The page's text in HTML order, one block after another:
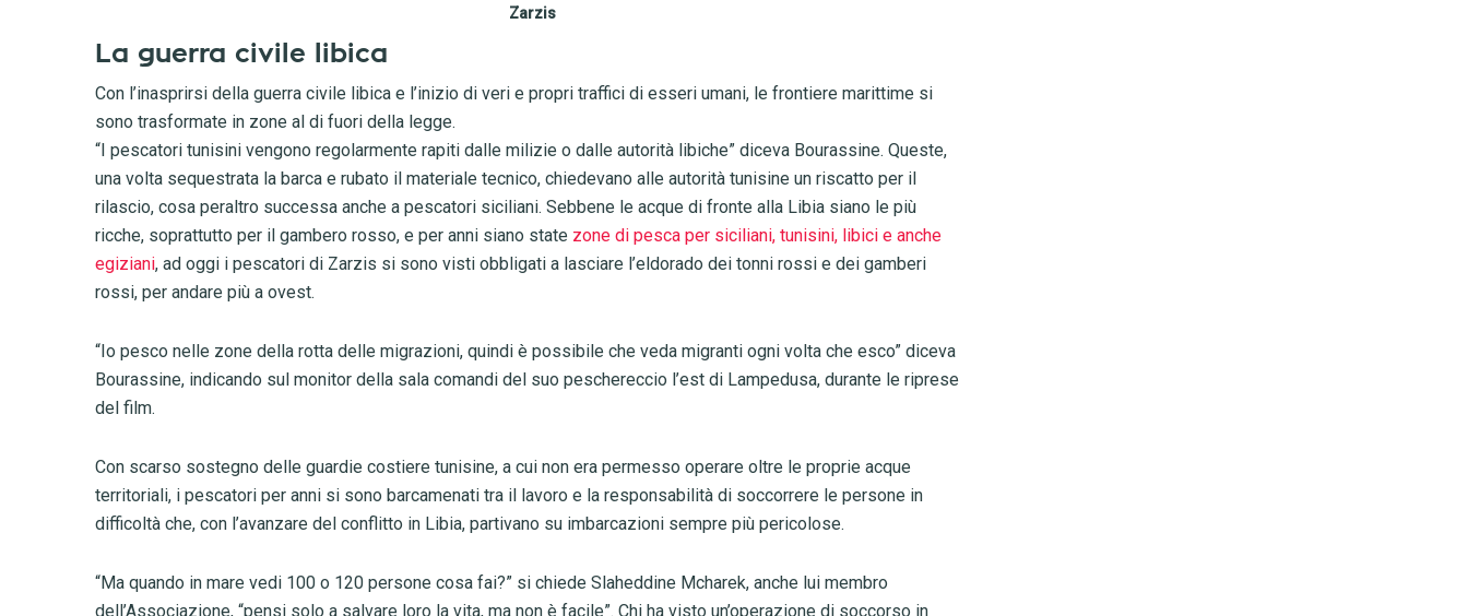
Zarzis
La guerra civile libica
Con l’inasprirsi della guerra civile libica e l’inizio di veri e propri traffici di esseri umani, le frontiere marittime si
sono trasformate in zone al di fuori della legge.
“I pescatori tunisini vengono regolarmente rapiti dalle milizie o dalle autorità libiche” diceva Bourassine. Queste,
una volta sequestrata la barca e rubato il materiale tecnico, chiedevano alle autorità tunisine un riscatto per il
rilascio, cosa peraltro successa anche a pescatori siciliani. Sebbene le acque di fronte alla Libia siano le più
ricche, soprattutto per il gambero rosso, e per anni siano state zone di pesca per siciliani, tunisini, libici e anche
egiziani, ad oggi i pescatori di Zarzis si sono visti obbligati a lasciare l’eldorado dei tonni rossi e dei gamberi
rossi, per andare più a ovest.
“Io pesco nelle zone della rotta delle migrazioni, quindi è possibile che veda migranti ogni volta che esco” diceva
Bourassine, indicando sul monitor della sala comandi del suo peschereccio l’est di Lampedusa, durante le riprese
del film.
Con scarso sostegno delle guardie costiere tunisine, a cui non era permesso operare oltre le proprie acque
territoriali, i pescatori per anni si sono barcamenati tra il lavoro e la responsabilità di soccorrere le persone in
difficoltà che, con l’avanzare del conflitto in Libia, partivano su imbarcazioni sempre più pericolose.
“Ma quando in mare vedi 100 o 120 persone cosa fai?” si chiede Slaheddine Mcharek, anche lui membro
dell’Associazione, “pensi solo a salvare loro la vita, ma non è facile”. Chi ha visto un’operazione di soccorso in